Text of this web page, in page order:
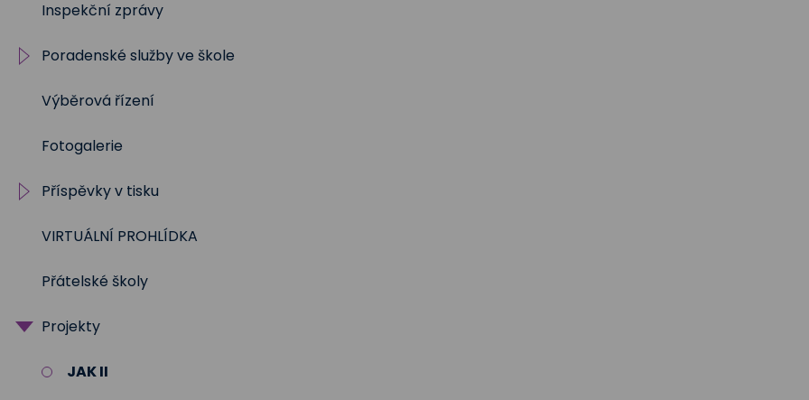
2017/2018
2016/2017
2015/2016
2014/2015
2013/2014
2012/2013
Projekty
Inspekční zprávy
Poradenské služby ve škole
Výchovný a kariérní
Metodik prevence
Školní psycholog
Sociální pedagog
Speciální pedagog
Program poradenských
Výběrová řízení
Fotogalerie
Příspěvky v tisku
Školní rok 2023 - 2024
Školní rok 2024 - 2025
Školní rok 2025-2026
VIRTUÁLNÍ PROHLÍDKA
Přátelské školy
Projekty
JAK II